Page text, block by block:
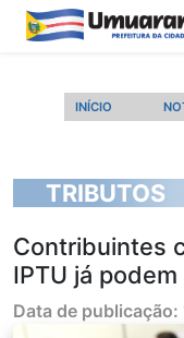
INÍCIO
TRIBUTOS
Contribuintes
IPTU já
Data de